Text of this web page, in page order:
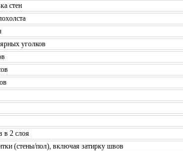
стен
уголков
в 2 слоя
(стены/пол), включая затирку швов